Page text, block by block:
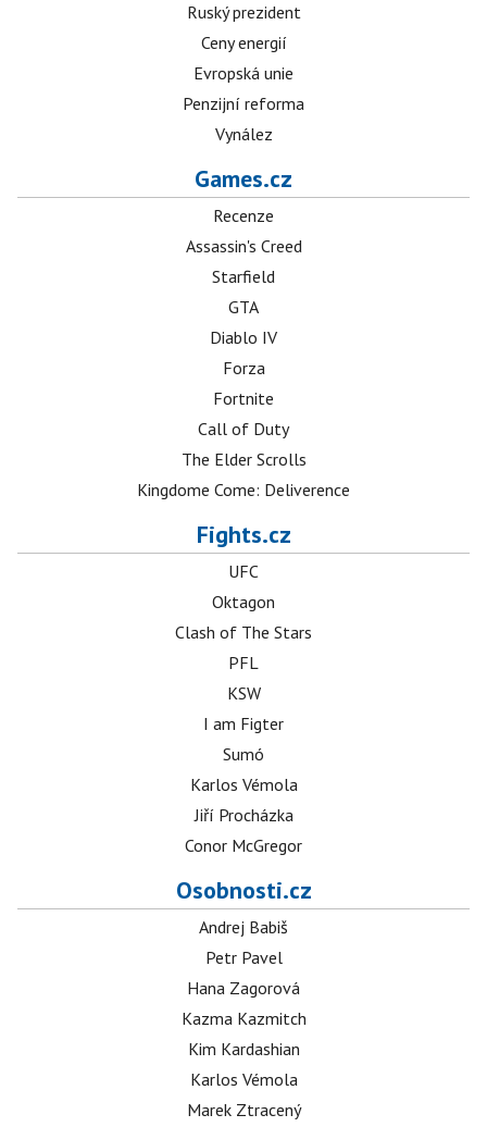
Ruský prezident
Ceny energií
Evropská unie
Penzijní reforma
Vynález
Games.cz
Recenze
Assassin's Creed
Starfield
GTA
Diablo IV
Forza
Fortnite
Call of Duty
The Elder Scrolls
Kingdome Come: Deliverence
Fights.cz
UFC
Oktagon
Clash of The Stars
PFL
KSW
I am Figter
Sumó
Karlos Vémola
Jiří Procházka
Conor McGregor
Osobnosti.cz
Andrej Babiš
Petr Pavel
Hana Zagorová
Kazma Kazmitch
Kim Kardashian
Karlos Vémola
Marek Ztracený